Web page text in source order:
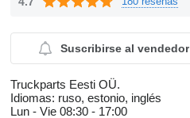
Suscribirse al vendedor
Truckparts Eesti OÜ.
Idiomas: ruso, estonio, inglés
Lun - Vie 08:30 - 17:00